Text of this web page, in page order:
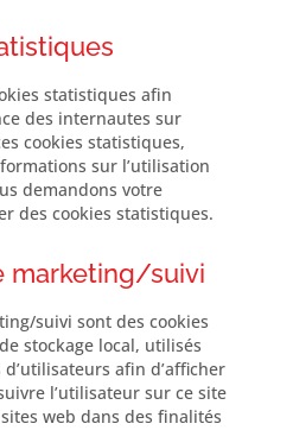
statistiques afin
des internautes sur
cookies statistiques,
sur l’utilisation
demandons votre
des cookies statistiques.
marketing/suivi
suivi sont des cookies
stockage local, utilisés
afin d’afficher
l’utilisateur sur ce site
web dans des finalités